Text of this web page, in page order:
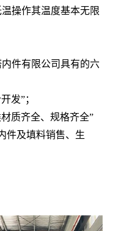
操作其温度基本无限
件有限公司具有的六
发”；
质齐全、规格齐全”
件及填料销售、生